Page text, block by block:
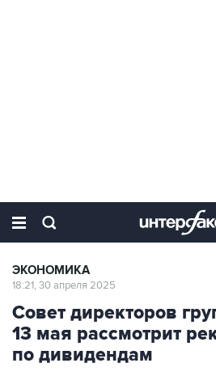
ЭКОНОМИКА
18:21, 30 апреля 2025
Совет директоров
13 мая рассмотрит
по дивидендам